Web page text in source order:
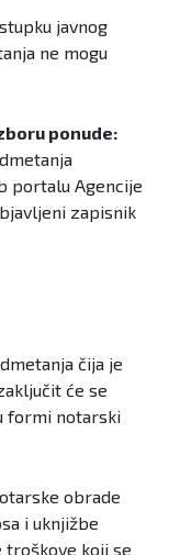
javnog
ne mogu
ponude:
portalu Agencije
zapisnik
čija je
će se
formi notarski
obrade
i uknjižbe
troškove koji se